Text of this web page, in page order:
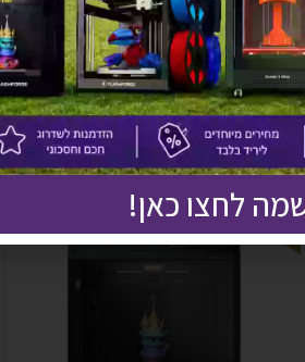
גם
לחצו כאן!